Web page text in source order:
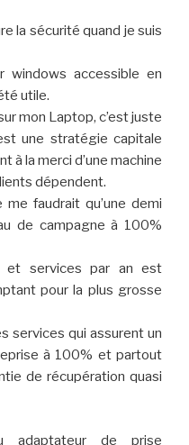
la sécurité quand je suis
windows accessible en
utile.
mon Laptop, c’est juste
une stratégie capitale
à la merci d’une machine
dépendent.
faudrait qu’une demi
de campagne à 100%
et services par an est
pour la plus grosse
services qui assurent un
à 100% et partout
de récupération quasi
adaptateur de prise